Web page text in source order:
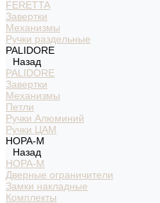
FERETTA
Завертки
Механизмы
Ручки раздельные
PALIDORE
Назад
PALIDORE
Завертки
Механизмы
Петли
Ручки Алюминий
Ручки ЦАМ
НОРА-М
Назад
НОРА-М
Дверные ограничители
Замки накладные
Комплекты